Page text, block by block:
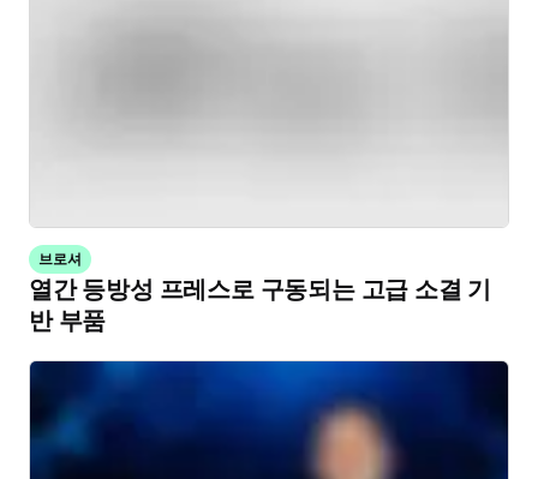
브로셔
열간 등방성 프레스로 구동되는 고급 소결 기
반 부품